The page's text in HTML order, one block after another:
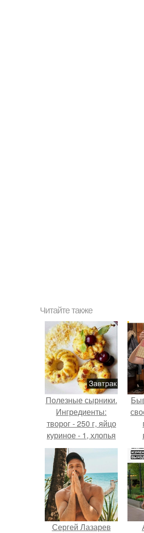
Читайте также
Полезные сырники.
Ингредиенты:
творог - 250 г, яйцо
куриное - 1, хлопья
или отруби - 5 ст.
Сергей Лазарев